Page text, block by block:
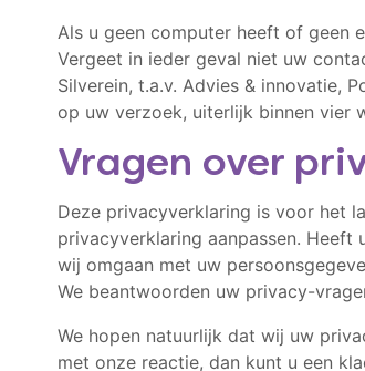
Als u geen computer heeft of geen
Vergeet in ieder geval niet uw
Silverein, t.a.v. Advies & innovatie,
op uw verzoek, uiterlijk binnen vier
Vragen over
Deze privacyverklaring is voor het
privacyverklaring aanpassen.
wij omgaan met uw
We beantwoorden uw privacy-
We hopen natuurlijk dat wij uw
met onze reactie, dan kunt u een